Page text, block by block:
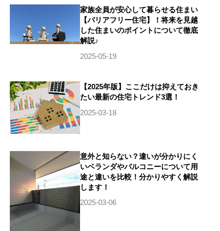
家族全員が安心して暮らせる住まい
【バリアフリー住宅】！将来を見越
した住まいのポイントについて徹底
解説♪
2025-05-19
【2025年版】ここだけは抑えておき
たい最新の住宅トレンド3選！
2025-03-18
意外と知らない？違いが分かりにく
いベランダやバルコニーについて用
途と違いを比較！分かりやすく解説
します！
2025-03-06